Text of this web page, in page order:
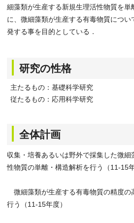
細藻類が生産する新規生理活性物質を単
に、微細藻類が生産する有毒物質につい
発する事を目的としている．
研究の性格
主たるもの：基礎科学研究
従たるもの：応用科学研究
全体計画
収集・培養あるいは野外で採集した微
性物質の単離・構造解析を行う（11-15年
微細藻類が生産する有毒物質の精度の
行う（11-15年度）